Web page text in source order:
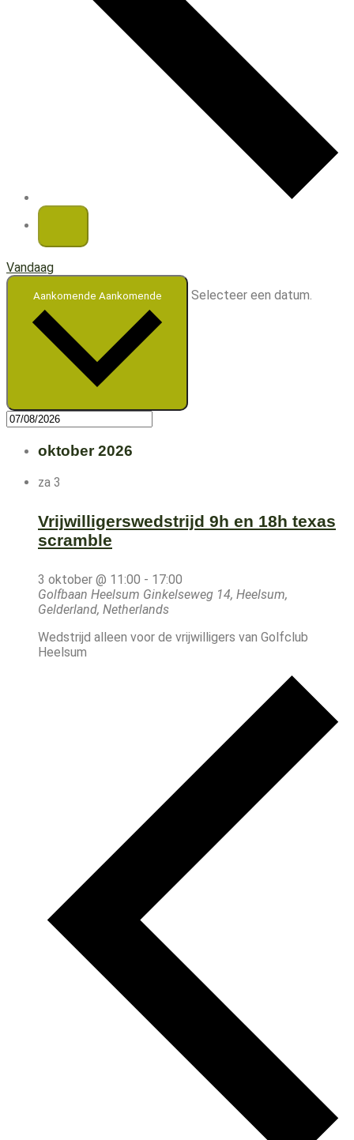
Vandaag
Aankomende Aankomende Selecteer een datum.
oktober 2026
za 3
Vrijwilligerswedstrijd 9h en 18h texas
scramble
3 oktober @ 11:00 - 17:00
Golfbaan Heelsum Ginkelseweg 14, Heelsum,
Gelderland, Netherlands
Wedstrijd alleen voor de vrijwilligers van Golfclub
Heelsum